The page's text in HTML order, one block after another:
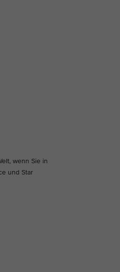
wenn Sie in
und Star